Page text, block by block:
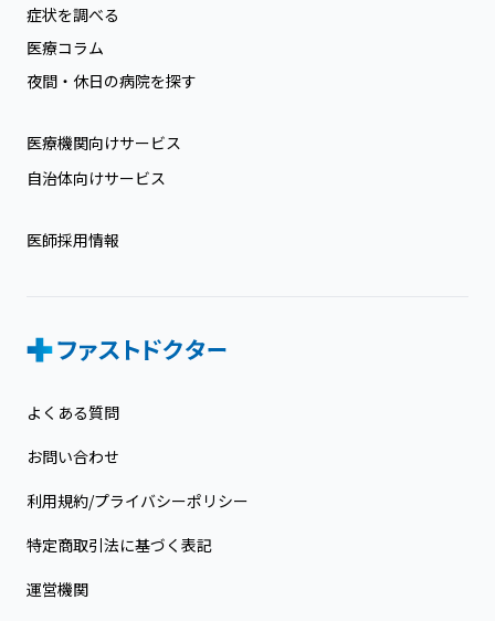
症状を調べる
医療コラム
夜間・休日の病院を探す
医療機関向けサービス
自治体向けサービス
医師採用情報
よくある質問
お問い合わせ
利用規約/プライバシーポリシー
特定商取引法に基づく表記
運営機関